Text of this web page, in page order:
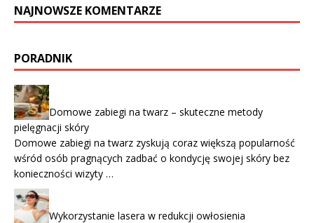
NAJNOWSZE KOMENTARZE
PORADNIK
Domowe zabiegi na twarz – skuteczne metody
pielęgnacji skóry
Domowe zabiegi na twarz zyskują coraz większą popularność
wśród osób pragnących zadbać o kondycję swojej skóry bez
konieczności wizyty …
Wykorzystanie lasera w redukcji owłosienia